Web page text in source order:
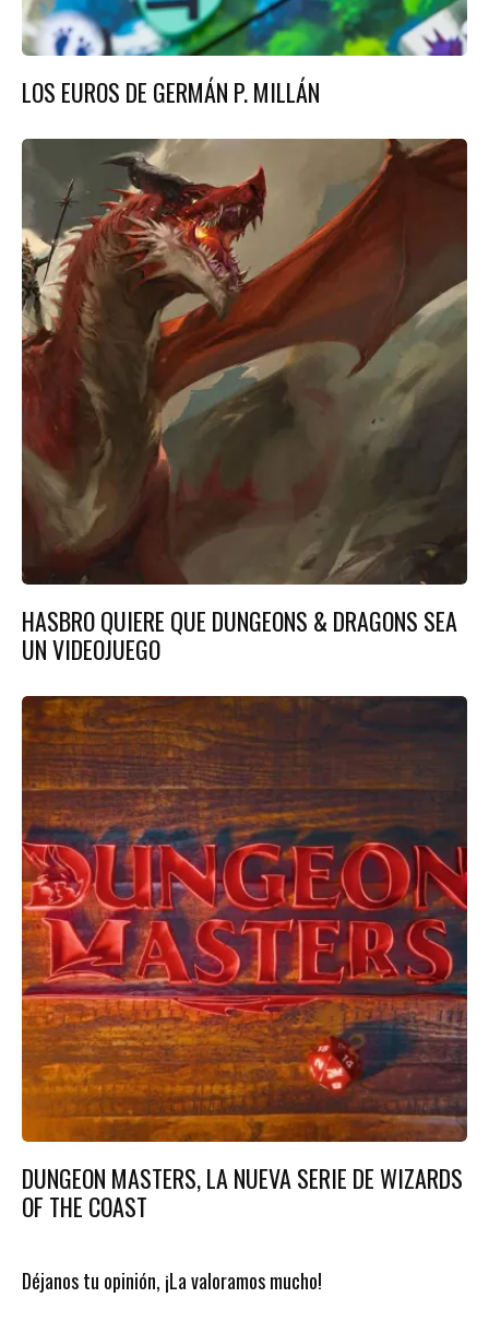
LOS EUROS DE GERMÁN P. MILLÁN
HASBRO QUIERE QUE DUNGEONS & DRAGONS SEA
UN VIDEOJUEGO
DUNGEON MASTERS, LA NUEVA SERIE DE WIZARDS
OF THE COAST
Déjanos tu opinión, ¡La valoramos mucho!